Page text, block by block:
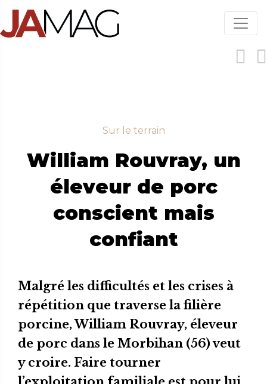
Aller
contenu
Sur le terrain
William Rouvray, un
éleveur de porc
conscient mais
confiant
Malgré les difficultés et les crises à
répétition que traverse la filière
porcine, William Rouvray, éleveur
de porc dans le Morbihan (56) veut
y croire. Faire tourner